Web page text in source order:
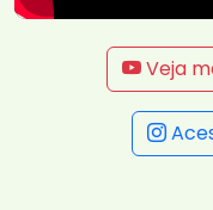
Veja